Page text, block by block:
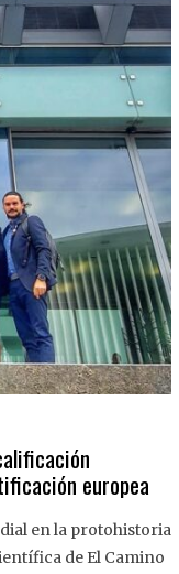
europea
en la protohistoria
de El Camino